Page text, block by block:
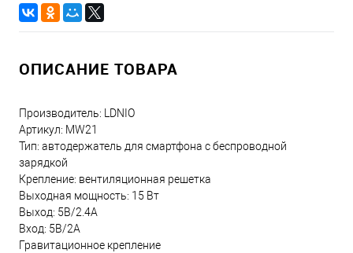
ОПИСАНИЕ ТОВАРА
Производитель: LDNIO
Артикул: MW21
Тип: автодержатель для смартфона с беспроводной
зарядкой
Крепление: вентиляционная решетка
Выходная мощность: 15 Вт
Выход: 5В/2.4А
Вход: 5В/2А
Гравитационное крепление